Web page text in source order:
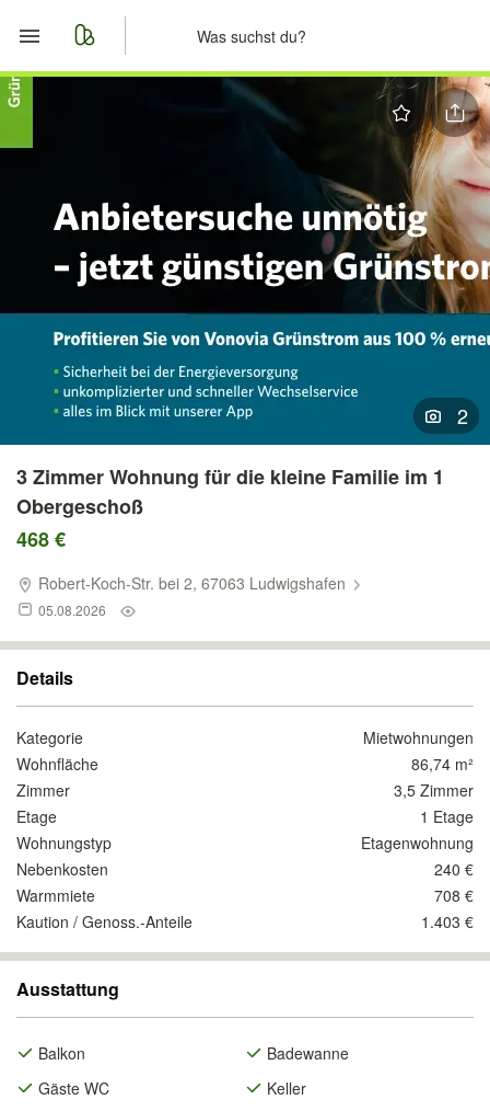
Nachrichten
Anzeige aufgeben
2
3 Zimmer Wohnung für die kleine Familie im 1
Obergeschoß
468 €
Robert-Koch-Str. bei 2, 67063 Ludwigshafen
05.08.2026
Details
Kategorie
Mietwohnungen
Wohnfläche
86,74 m²
Zimmer
3,5 Zimmer
Etage
1 Etage
Wohnungstyp
Etagenwohnung
Nebenkosten
240 €
Warmmiete
708 €
Kaution / Genoss.-Anteile
1.403 €
Ausstattung
Balkon
Badewanne
Gäste WC
Keller